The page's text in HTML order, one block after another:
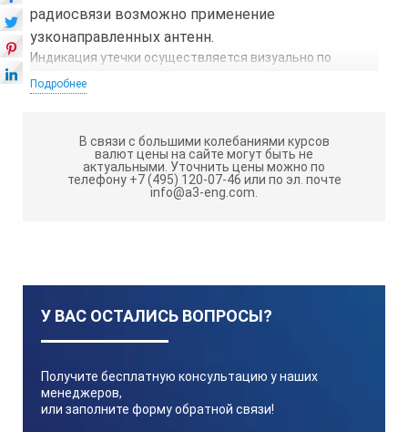
радиосвязи возможно применение
узконаправленных антенн.
Индикация утечки осуществляется визуально по
графику корреляционной функции. При
комплектации акустическим датчиком, Т10 позволяет
звуковым способом через головные телефоны.
Основные функции Т10
Корреляционный течеискатель Т10 служит для точного
трубопроводов, при условии, что транспортируемая
среда выходит из трубы под давлением.
Т10 позволяет фиксировать акустические сигналы с
корреляционной функции. Регулируемый фильтр
помогает выделить нужный сигнал и ограничить
влияние помех.
Подробнее
В связи с большими колебаниями курсов
валют цены на сайте могут быть не
актуальными. Уточнить цены можно по
телефону +7 (495) 120-07-46 или по эл. почте
info@a3-eng.com.
У ВАС ОСТАЛИСЬ ВОПРОСЫ?
Получите бесплатную консультацию у наших
менеджеров,
или заполните форму обратной связи!